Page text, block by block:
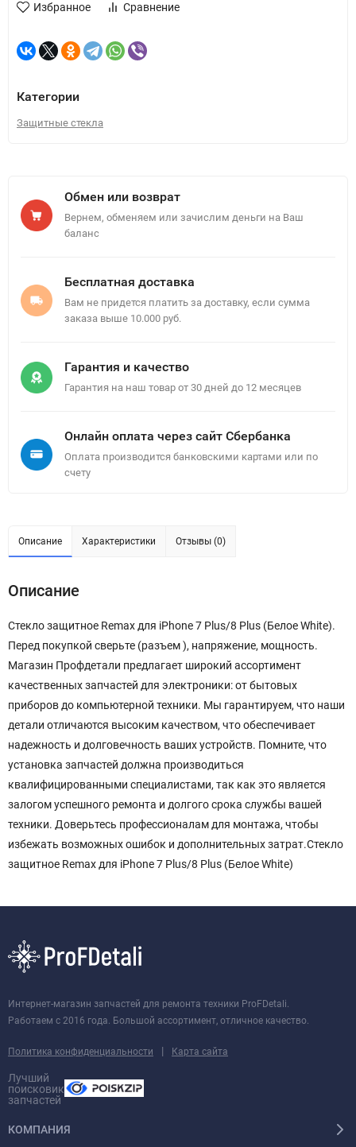
Избранное Сравнение
Категории
Защитные стекла
Обмен или возврат
Вернем, обменяем или зачислим деньги на Ваш
баланс
Бесплатная доставка
Вам не придется платить за доставку, если сумма
заказа выше 10.000 руб.
Гарантия и качество
Гарантия на наш товар от 30 дней до 12 месяцев
Онлайн оплата через сайт Сбербанка
Оплата производится банковскими картами или по
счету
Описание Характеристики Отзывы (0)
Описание
Стекло защитное Remax для iPhone 7 Plus/8 Plus (Белое White).
Перед покупкой сверьте (разъем ), напряжение, мощность.
Магазин Профдетали предлагает широкий ассортимент
качественных запчастей для электроники: от бытовых
приборов до компьютерной техники. Мы гарантируем, что наши
детали отличаются высоким качеством, что обеспечивает
надежность и долговечность ваших устройств. Помните, что
установка запчастей должна производиться
квалифицированными специалистами, так как это является
залогом успешного ремонта и долгого срока службы вашей
техники. Доверьтесь профессионалам для монтажа, чтобы
избежать возможных ошибок и дополнительных затрат.Стекло
защитное Remax для iPhone 7 Plus/8 Plus (Белое White)
Интернет-магазин запчастей для ремонта техники ProFDetali.
Работаем с 2016 года. Большой ассортимент, отличное качество.
Политика конфиденциальности | Карта сайта
Лучший
поисковик
запчастей
КОМПАНИЯ